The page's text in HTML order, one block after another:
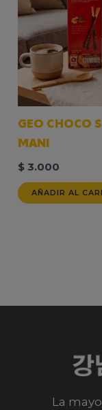
GEO CHOCO
MANI
$ 3.000
AÑADIR AL
La